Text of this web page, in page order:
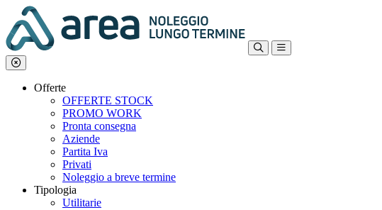
Offerte
OFFERTE STOCK
PROMO WORK
Pronta consegna
Aziende
Partita Iva
Privati
Noleggio a breve termine
Tipologia
Utilitarie